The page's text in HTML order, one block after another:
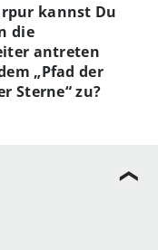
kannst Du
die
antreten
„Pfad der
Sterne“ zu?